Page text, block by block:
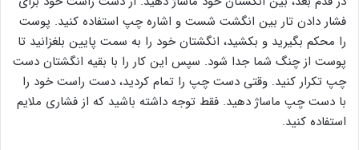
فشار دادن تار بین انگشت شست و اشاره چپ استفاده کنید. پوست
را محکم بگیرید و بکشید، انگشتان خود را به سمت پایین بلغزانید تا
پوست از چنگ شما جدا شود. سپس این کار را با بقیه انگشتان دست
چپ تکرار کنید. وقتی دست چپ را تمام کردید، دست راست خود را
با دست چپ ماساژ دهید. فقط توجه داشته باشید که از فشاری ملایم
استفاده کنید.